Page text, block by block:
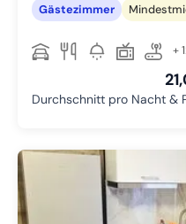
Gästezimmer
+
Durchschnitt pro Nacht &